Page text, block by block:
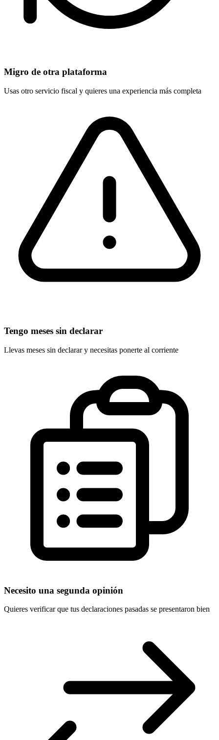
Migro de otra plataforma
Usas otro servicio fiscal y quieres una experiencia más completa
Tengo meses sin declarar
Llevas meses sin declarar y necesitas ponerte al corriente
Necesito una segunda opinión
Quieres verificar que tus declaraciones pasadas se presentaron bien